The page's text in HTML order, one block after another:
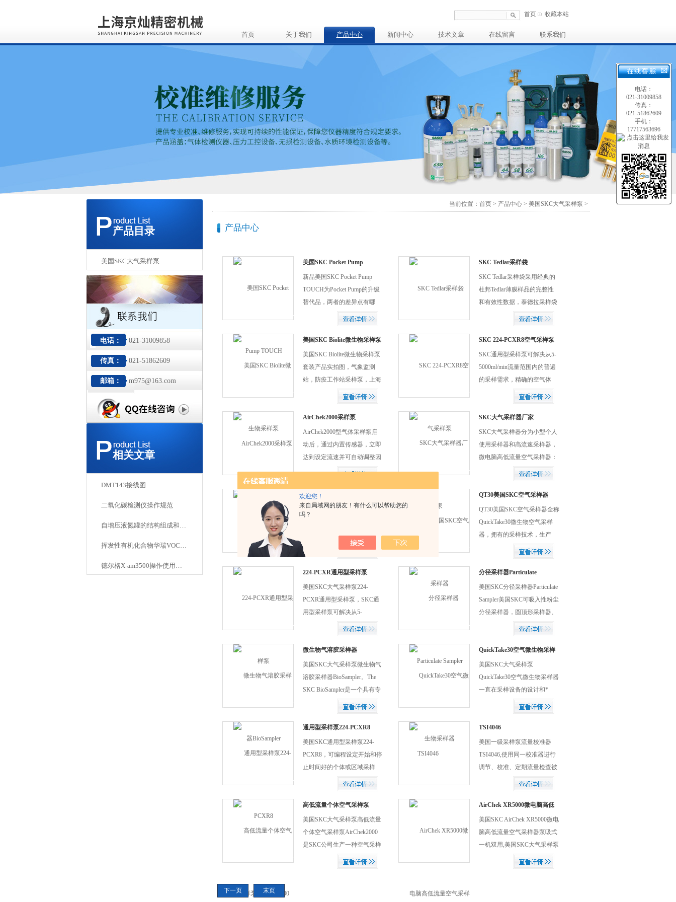
欢迎您！
来自局域网的朋友！有什么可以帮助您的
吗？
首页 收藏本站
首页 关于我们 产品中心 新闻中心 技术文章 在线留言 联系我们
产品目录
美国SKC大气采样泵
电话： 021-31009858
传真： 021-51862609
邮箱： m975@163.com
相关文章
DMT143接线图
二氧化碳检测仪操作规范
自增压液氮罐的结构组成和性能指标
挥发性有机化合物华瑞VOC检测仪如何检测？
德尔格X-am3500操作使用手册
当前位置： 首页 > 产品中心 > 美国SKC大气采样泵 >
产品中心
美国SKC Pocket Pump
TOUCH
新品美国SKC Pocket Pump
TOUCH为Pocket Pump的升级
替代品，两者的差异点有哪
些？上海京灿从图片上和关键
袋采样进行排忧解难，一眼决
定哪款更适合自己。注Pocket
Pump为少量库存现货，如果库
存出完，美国SKC产品不进行
SKC Tedlar采样袋
SKC Tedlar采样袋采用经典的
杜邦Tedlar薄膜样品的完整性
和有效性数据，泰德拉采样袋
阻止渗透进袋和出袋，是
局EPA方法引用，产品尺寸多
样，是目前研究所便捷安全使
用的大气采样袋，适合采集
VOCs.CO,CO2,SF6,CH4,H2S
美国SKC Biolite微生物采样泵
美国SKC Biolite微生物采样泵
套装产品实拍图，气象监测
站，防疫工作站采样泵，上海
京灿精密机械致力于未来,提供
器设备。
SKC 224-PCXR8空气采样泵
SKC通用型采样泵可解决从5-
5000ml/min流量范围内的普遍
的采样需求，精确的空气体
积、无脉动流、以及持久耐用
成为在采样领域内*的泵。
SKC 224-PCXR8空气采样泵加
上了简单的键盘和间歇采样性
能。通用型PCXR泵仅重34盎
AirChek2000采样泵
AirChek2000型气体采样泵启
动后，通过内置传感器，立即
达到设定流速并可自动调整因
不同温度和大气压影响所导致
证AirChek2000型气体采样泵
采样8小时以上。AirChek2000
两种简便的编程选择来满足用
户采样需求。
SKC大气采样器厂家
SKC大气采样器分为小型个人
使用采样器和高流速采样器，
微电脑高低流量空气采样器：
AIR CHEK-20001，掌上型低
流量空气采样器，高流量空气
采样器A.型号：HV-30 (豪华
型)，Tedlar 空气采样袋等。
LelandLegacy采样器
LelandLegacy采样器美国SKC
境采样器,**。美国SKC 防爆
粉尘采样器24-小时高流量 5 至
用的个人采样泵所不能达到的
流速！可用于工业卫生、环保
领域和各类实验室。它采用干
式活塞运动的原理，一次按键
QT30美国SKC空气采样器
QT30美国SKC空气采样器全称
QuickTake30微生物空气采样
器，拥有的采样技术，生产
you质的空气采样设备。20世
势一直在采样设备的设计和创
xin。包括QT30空气采样器及
配件，便携式仪器，表面和皮
肤采样，SKC移动应用程序
224-PCXR通用型采样泵
美国SKC大气采样泵224-
PCXR通用型采样泵，SKC通
用型采样泵可解决从5-
5000ml/min流量范围内的普遍
积、无脉动流、以及持久耐用
性使SKC通用型PCXR采样泵
成为在采样领域内可靠的泵。
包含224PCXR8,224-
分径采样器Particulate
Sampler
美国SKC分径采样器Particulate
Sampler美国SKC可吸入性粉尘
分径采样器，圆顶形采样器、
IOM采样器、PPI平行式粉尘
电塑料旋风分离管、GS-3炫风
分离器、五阶分径粉尘采样器
等。
微生物气溶胶采样器
BioSampler
美国SKC大气采样泵微生物气
溶胶采样器BioSampler。The
SKC BioSampler是一个具有专
li（Patented 5,902,385）的高效
设计，美国SKC气溶胶采样器
需要一台高流量音速的空气采
样泵，例如可配Quicktake30采
样泵配套使用！
QuickTake30空气微生物采样
器
美国SKC大气采样泵
QuickTake30空气微生物采样器
一直在采样设备的设计和*
新。包括采样泵及配件，便携
考和培训，SKC移动应用程序
等。采样的介质有气体、蒸
汽、颗粒、生物气溶胶等！稳
定性好，电源采用交直流两用
通用型采样泵224-PCXR8
美国SKC通用型采样泵224-
PCXR8，可编程设定开始和停
止时间好的个体或区域采样
泵。一个内置处理器控制泵的
期间可间歇采样！美国SKC大
气采样泵PCXR8精确的空气体
积、无脉动流、以及持久耐用
性,224-PCXR8一台空气采样泵
TSI4046
美国一级采样泵流量校准器
TSI4046,使用同一校准器进行
调节、校准、定期流量检查被
NIOSH 确认为一级校准器参
配件齐全，*价格合理!
高低流量个体空气采样泵
AirChek2000
美国SKC大气采样泵高低流量
个体空气采样泵AirChek2000
是SKC公司生产一种空气采样
相关仪器高低流量个体空气采
AirChek XR5000微电脑高低
流量空气采样器
美国SKC AirChek XR5000微电
脑高低流量空气采样器泵吸式
一机双用,美国SKC大气采样泵
可以采集粉尘也可以采集有毒
下一页
末页
电话：
021-31009858
传真：
021-51862609
手机：
17717563696